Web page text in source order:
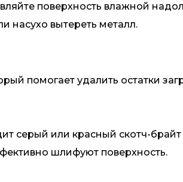
поверхность влажной
насухо вытереть металл.
помогает удалить остатки
серый или красный скотч-брайт
шлифуют поверхность.